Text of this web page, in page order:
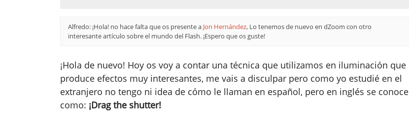
Alfredo: ¡Hola! no hace falta que os presente a Jon Hernández, Lo tenemos de nuevo en dZoom con otro
interesante artículo sobre el mundo del Flash. ¡Espero que os guste!
¡Hola de nuevo! Hoy os voy a contar una técnica que utilizamos en iluminación que
produce efectos muy interesantes, me vais a disculpar pero como yo estudié en el
extranjero no tengo ni idea de cómo le llaman en español, pero en inglés se conoce
como: ¡Drag the shutter!